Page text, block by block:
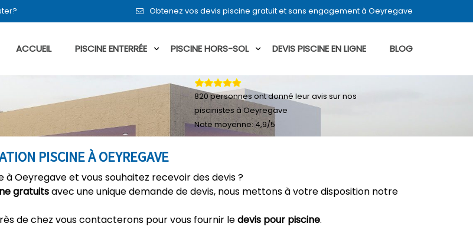
Obtenez vos devis piscine gratuit et sans engagement à Oeyregave
ACCUEIL PISCINE ENTERRÉE PISCINE HORS-SOL DEVIS PISCINE EN LIGNE BLOG
PISCINE À OEYREGAVE
Oeyregave et vous souhaitez recevoir des devis ?
gratuitsavec une unique demande de devis, nous mettons à votre disposition notre
de chez vous contacterons pour vous fournir ledevis pour piscine.
820personnes ont donné leuravis sur nos
piscinistes à Oeyregave
Note moyenne:4,9/5